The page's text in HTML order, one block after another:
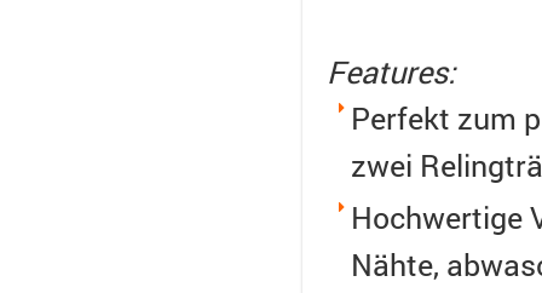
Features:
Perfekt zum
zwei
Hochwertige
Nähte,